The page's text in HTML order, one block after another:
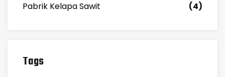
Pabrik Kelapa Sawit
(4)
Tags